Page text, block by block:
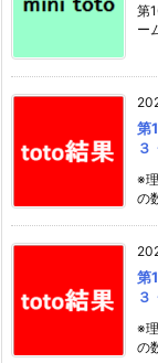
第
ー
第
３
※
の
第
３
※
の